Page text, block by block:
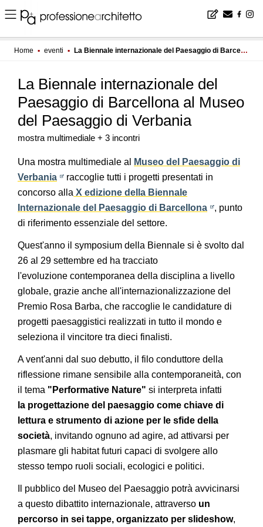
Home ▪ eventi ▪ La Biennale internazionale del Paesaggio di Barcellona al Museo del Paesaggio di Verbania
La Biennale internazionale del
Paesaggio di Barcellona al Museo
del Paesaggio di Verbania
mostra multimediale + 3 incontri
Una mostra multimediale al
Museo del Paesaggio di
Verbania
raccoglie tutti i progetti presentati in
concorso alla X edizione della Biennale
Internazionale del Paesaggio di Barcellona
, punto
di riferimento essenziale del settore.
Quest'anno il symposium della Biennale si è svolto dal
26 al 29 settembre ed ha tracciato
l'evoluzione contemporanea della disciplina a livello
globale, grazie anche all'internazionalizzazione del
Premio Rosa Barba, che raccoglie le candidature di
progetti paesaggistici realizzati in tutto il mondo e
seleziona il vincitore tra dieci finalisti.
A vent'anni dal suo debutto, il filo conduttore della
riflessione rimane sensibile alla contemporaneità, con
il tema "Performative Nature" si interpreta infatti
la progettazione del paesaggio come chiave di
lettura e strumento di azione per le sfide della
società, invitando ognuno ad agire, ad attivarsi per
plasmare gli habitat futuri capaci di svolgere allo
stesso tempo ruoli sociali, ecologici e politici.
Il pubblico del Museo del Paesaggio potrà avvicinarsi
a questo dibattito internazionale, attraverso un
percorso in sei tappe, organizzato per slideshow,